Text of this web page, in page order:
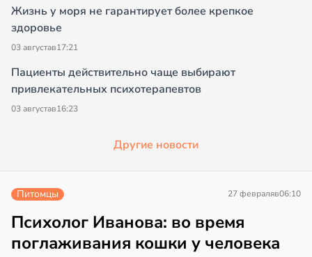
Жизнь у моря не гарантирует более крепкое
здоровье
03 августав17:21
Пациенты действительно чаще выбирают
привлекательных психотерапевтов
03 августав16:23
Другие новости
Питомцы 27 февраляв06:10
Психолог Иванова: во время
поглаживания кошки у человека